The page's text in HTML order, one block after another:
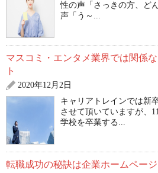
性の声「さっきの方、ど
声「う～...
マスコミ・エンタメ業界では関係
ト
2020年12月2日
キャリアトレインでは新
させて頂いていますが、
学校を卒業する...
転職成功の秘訣は企業ホームペー